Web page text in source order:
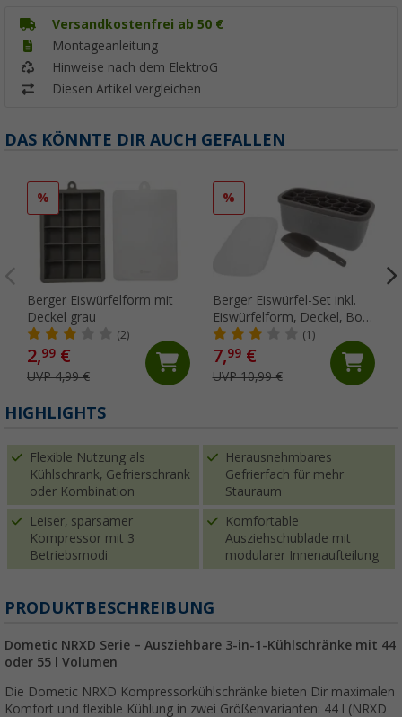
Versandkostenfrei ab 50 €
Montageanleitung
Hinweise nach dem ElektroG
Diesen Artikel vergleichen
DAS KÖNNTE DIR AUCH GEFALLEN
%
Berger Eiswürfelform mit
Deckel grau
(2)
2,99 €
UVP 4,99 €
%
Berger Eiswürfel-Set inkl.
Eiswürfelform, Deckel, Box
und Eisschaufel grau
(1)
7,99€
UVP 10,99 €
HIGHLIGHTS
Flexible Nutzung als
Kühlschrank, Gefrierschrank
oder Kombination
Herausnehmbares
Gefrierfach für mehr
Stauraum
Leiser, sparsamer
Kompressor mit 3
Betriebsmodi
Komfortable
Ausziehschublade mit
modularer Innenaufteilung
PRODUKTBESCHREIBUNG
Dometic NRXD Serie – Ausziehbare 3-in-1-Kühlschränke mit 44
oder 55 l Volumen
Die Dometic NRXD Kompressorkühlschränke bieten Dir maximalen
Komfort und flexible Kühlung in zwei Größenvarianten: 44 l (NRXD